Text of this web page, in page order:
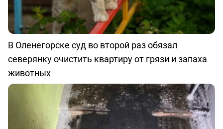
В Оленегорске суд во второй раз обязал
северянку очистить квартиру от грязи и запаха
животных